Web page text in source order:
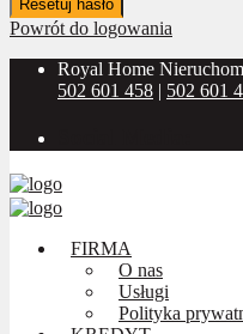
Resetuj hasło
Powrót do logowania
Royal Home
502 601 458 | 502 601
FIRMA
O nas
Usługi
Polityka